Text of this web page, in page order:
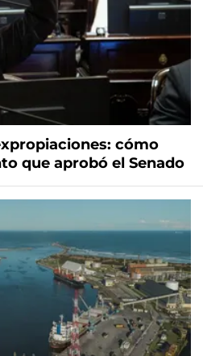
cómo
que aprobó el Senado